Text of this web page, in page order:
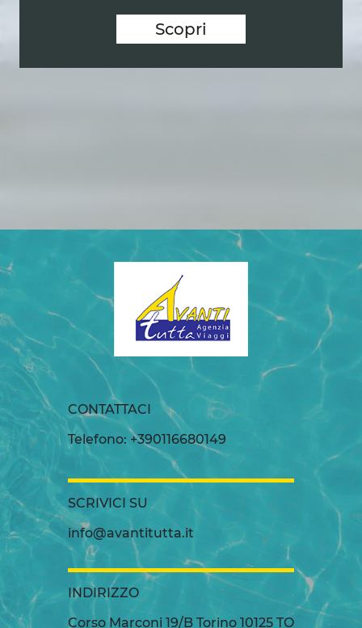
Scopri
CONTATTACI
Telefono: +390116680149
SCRIVICI SU
info@avantitutta.it
INDIRIZZO
Corso Marconi 19/B Torino 10125 TO